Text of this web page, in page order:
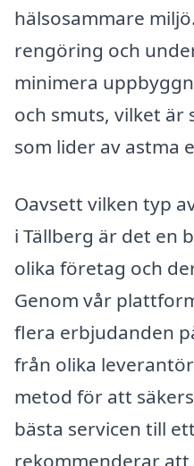
hälsosammare
rengöring och
minimera
och smuts, vilket
som lider av astma
Oavsett vilken typ
i Tällberg är det en
olika företag och
Genom vår
flera erbjudanden
från olika
metod för att
bästa servicen till
rekommenderar